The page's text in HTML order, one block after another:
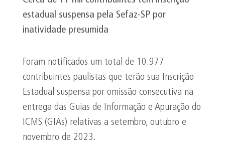
estadual suspensa pela Sefaz-SP por
inatividade presumida
Foram notificados um total de 10.977
contribuintes paulistas que terão sua Inscrição
Estadual suspensa por omissão consecutiva na
entrega das Guias de Informação e Apuração do
ICMS (GIAs) relativas a setembro, outubro e
novembro de 2023.